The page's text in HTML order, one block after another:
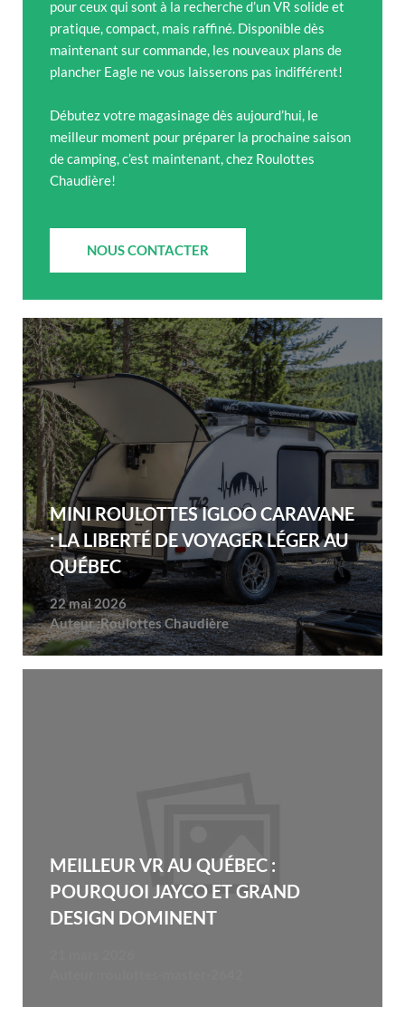
pour ceux qui sont à la recherche d’un VR solide et
pratique, compact, mais raffiné. Disponible dès
maintenant sur commande, les nouveaux plans de
plancher Eagle ne vous laisserons pas indifférent!
Débutez votre magasinage dès aujourd’hui, le
meilleur moment pour préparer la prochaine saison
de camping, c’est maintenant, chez Roulottes
Chaudière!
NOUS CONTACTER
MINI ROULOTTES IGLOO CARAVANE
: LA LIBERTÉ DE VOYAGER LÉGER AU
QUÉBEC
22 mai 2026
Auteur :Roulottes Chaudière
MEILLEUR VR AU QUÉBEC :
POURQUOI JAYCO ET GRAND
DESIGN DOMINENT